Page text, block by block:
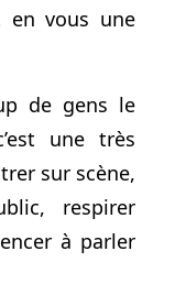
en vous une
de gens le
une très
sur scène,
respirer
à parler